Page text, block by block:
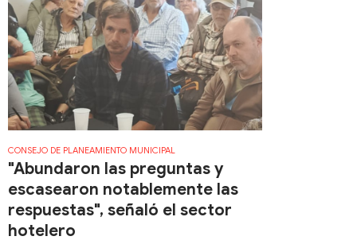
CONSEJO DE PLANEAMIENTO MUNICIPAL
"Abundaron las preguntas y
escasearon notablemente las
respuestas", señaló el sector
hotelero